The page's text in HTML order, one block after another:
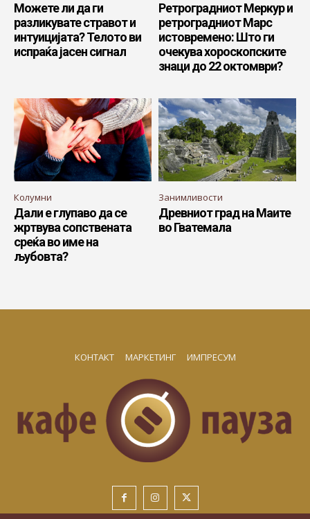
Можете ли да ги
разликувате стравот и
интуицијата? Телото ви
испраќа јасен сигнал
Ретроградниот Меркур и
ретроградниот Марс
истовремено: Што ги
очекува хороскопските
знаци до 22 октомври?
Колумни
Дали е глупаво да се
жртвува сопствената
среќа во име на
љубовта?
Занимливости
Древниот град на Маите
во Гватемала
КОНТАКТ МАРКЕТИНГ ИМПРЕСУМ